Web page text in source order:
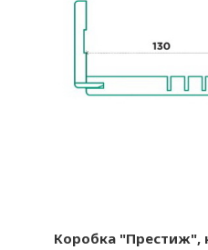
Коробка "Престиж",